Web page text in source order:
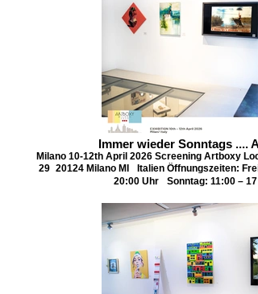
Immer wieder Sonntags ....
Milano 10-12th April 2026 Screening Artboxy
29 20124 Milano MI Italien Öffnungszeiten:
20:00 Uhr Sonntag: 11:00 –